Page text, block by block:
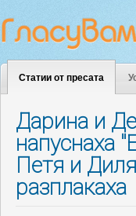
Статии от пресата
Дарина и
напуснаха
Петя и
разплакаха